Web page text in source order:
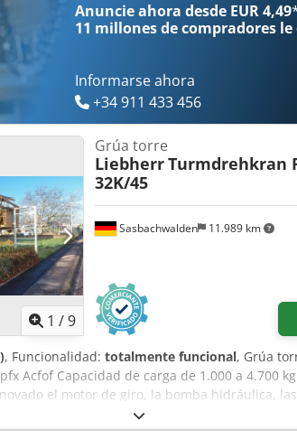
Anuncie ahora desde EUR 4,49
11 millones de compradores le
Informarse ahora
+34 911 433 456
1 /9
Sasbachwalden 11.989 km
Grúa torre
LiebherrTurmdrehkran
32K/45
, Funcionalidad: totalmente funcional, Grúa
Acfof Capacidad de carga de 1.000 a 4.700
el motor de giro, la bomba hidráulica,
Lista de repuestos y manual de